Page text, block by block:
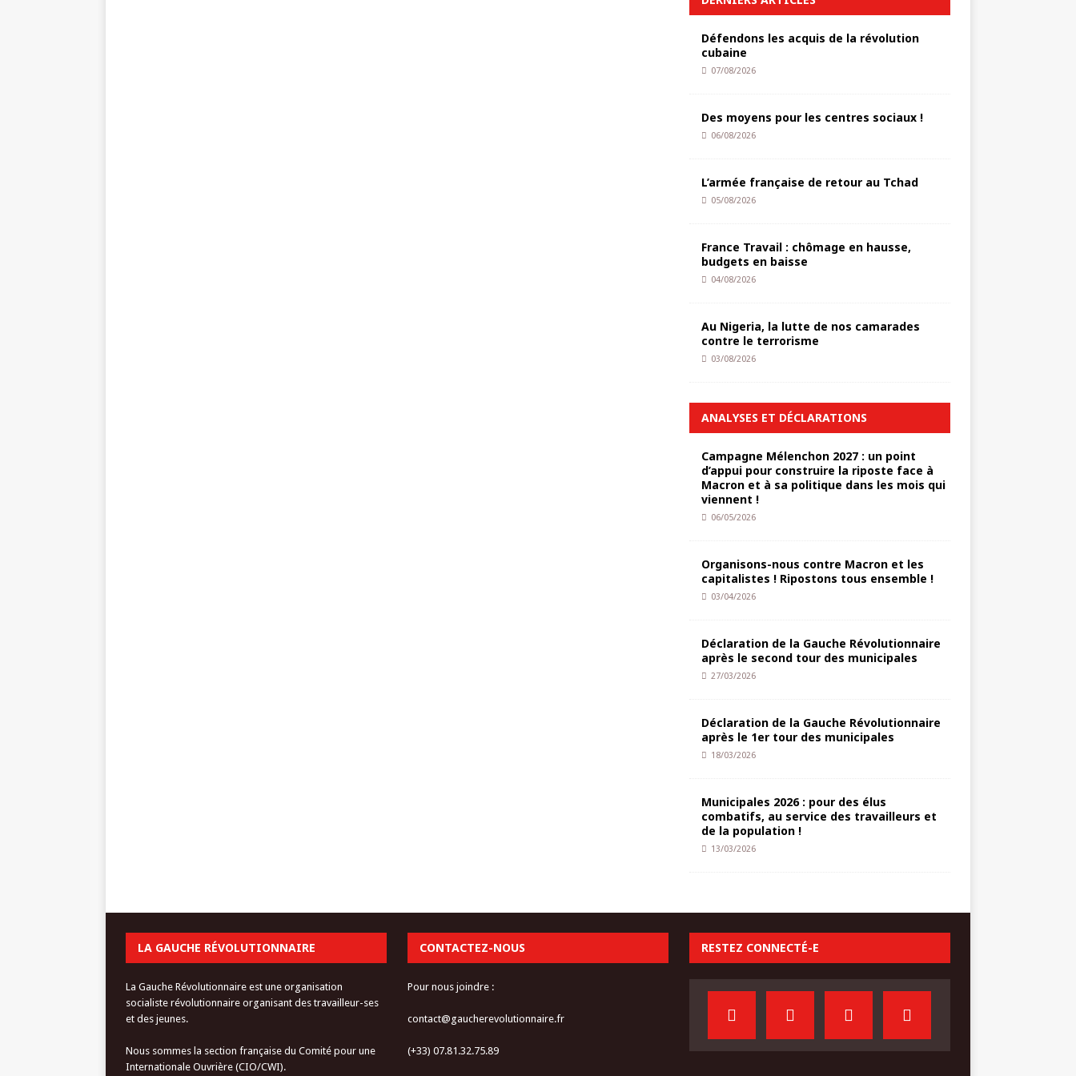
Défendons les acquis de la révolution
cubaine
07/08/2026
Des moyens pour les centres sociaux !
06/08/2026
L’armée française de retour au Tchad
05/08/2026
France Travail : chômage en hausse,
budgets en baisse
04/08/2026
Au Nigeria, la lutte de nos camarades
contre le terrorisme
03/08/2026
ANALYSES ET DÉCLARATIONS
Campagne Mélenchon 2027 : un point
d’appui pour construire la riposte face à
Macron et à sa politique dans les mois qui
viennent !
06/05/2026
Organisons-nous contre Macron et les
capitalistes ! Ripostons tous ensemble !
03/04/2026
Déclaration de la Gauche Révolutionnaire
après le second tour des municipales
27/03/2026
Déclaration de la Gauche Révolutionnaire
après le 1er tour des municipales
18/03/2026
Municipales 2026 : pour des élus
combatifs, au service des travailleurs et
de la population !
13/03/2026
LA GAUCHE RÉVOLUTIONNAIRE
La Gauche Révolutionnaire est une organisation
socialiste révolutionnaire organisant des travailleur-ses
et des jeunes.
Nous sommes la section française du Comité pour une
Internationale Ouvrière (CIO/CWI).
CONTACTEZ-NOUS
Pour nous joindre :
contact@gaucherevolutionnaire.fr
(+33) 07.81.32.75.89
RESTEZ CONNECTÉ-E